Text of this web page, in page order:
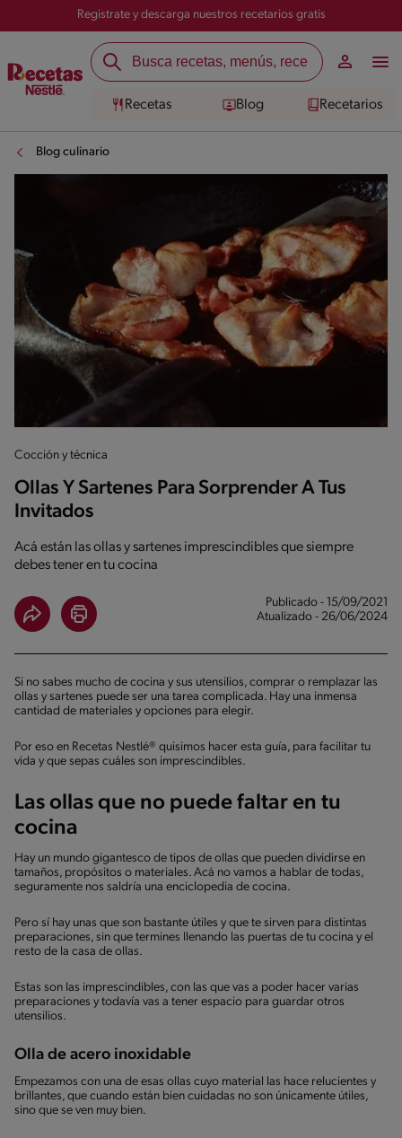
Registrate y descarga nuestros recetarios gratis
Recetas Blog Recetarios
Blog culinario
Cocción y técnica
Ollas Y Sartenes Para Sorprender A Tus
Invitados
Acá están las ollas y sartenes imprescindibles que siempre
debes tener en tu cocina
Publicado - 15/09/2021
Atualizado - 26/06/2024
Si no sabes mucho de cocina y sus utensilios, comprar o remplazar las
ollas y sartenes puede ser una tarea complicada. Hay una inmensa
cantidad de materiales y opciones para elegir.
Por eso en Recetas Nestlé® quisimos hacer esta guía, para facilitar tu
vida y que sepas cuáles son imprescindibles.
Las ollas que no puede faltar en tu
cocina
Hay un mundo gigantesco de tipos de ollas que pueden dividirse en
tamaños, propósitos o materiales. Acá no vamos a hablar de todas,
seguramente nos saldría una enciclopedia de cocina.
Pero sí hay unas que son bastante útiles y que te sirven para distintas
preparaciones, sin que termines llenando las puertas de tu cocina y el
resto de la casa de ollas.
Estas son las imprescindibles, con las que vas a poder hacer varias
preparaciones y todavía vas a tener espacio para guardar otros
utensilios.
Olla de acero inoxidable
Empezamos con una de esas ollas cuyo material las hace relucientes y
brillantes, que cuando están bien cuidadas no son únicamente útiles,
sino que se ven muy bien.